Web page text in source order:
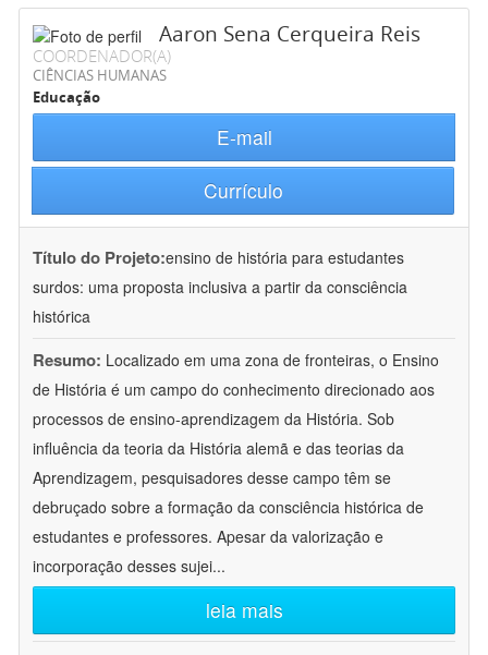
Aaron Sena Cerqueira Reis
COORDENADOR(A)
CIÊNCIAS HUMANAS
Educação
E-mail
Currículo
Título do Projeto:ensino de história para estudantes
surdos: uma proposta inclusiva a partir da consciência
histórica
Resumo: Localizado em uma zona de fronteiras, o Ensino
de História é um campo do conhecimento direcionado aos
processos de ensino-aprendizagem da História. Sob
influência da teoria da História alemã e das teorias da
Aprendizagem, pesquisadores desse campo têm se
debruçado sobre a formação da consciência histórica de
estudantes e professores. Apesar da valorização e
incorporação desses sujei...
leia mais